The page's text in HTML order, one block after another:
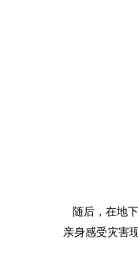
随后，在地
亲身感受灾害